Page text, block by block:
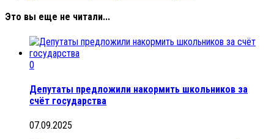
Это вы еще не читали...
0
Депутаты предложили накормить школьников за
счёт государства
07.09.2025